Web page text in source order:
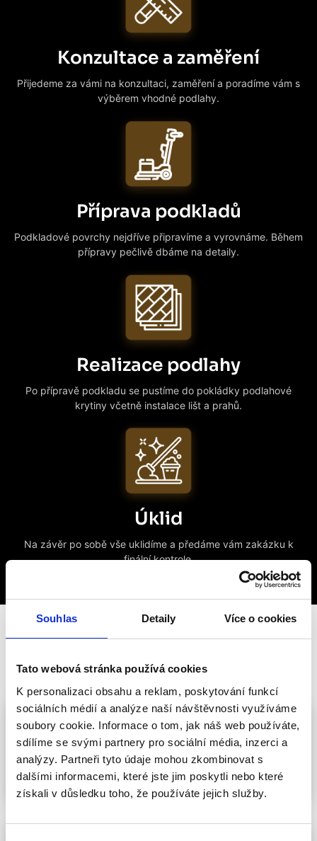
Souhlas Detaily Více o cookies
Tato webová stránka používá cookies
K personalizaci obsahu a reklam, poskytování funkcí
sociálních médií a analýze naší návštěvnosti využíváme
soubory cookie. Informace o tom, jak náš web používáte,
sdílíme se svými partnery pro sociální média, inzerci a
analýzy. Partneři tyto údaje mohou zkombinovat s
dalšími informacemi, které jste jim poskytli nebo které
získali v důsledku toho, že používáte jejich služby.
Konzultace a zaměření
Přijedeme za vámi na konzultaci, zaměření a poradíme vám s
výběrem vhodné podlahy.
Příprava podkladů
Podkladové povrchy nejdříve připravíme a vyrovnáme. Během
přípravy pečlivě dbáme na detaily.
Realizace podlahy
Po přípravě podkladu se pustíme do pokládky podlahové
krytiny včetně instalace lišt a prahů.
Úklid
Na závěr po sobě vše uklidíme a předáme vám zakázku k
finální kontrole.
Naše další služby
Vinylové
podlahy
Dřevěné
podlahy